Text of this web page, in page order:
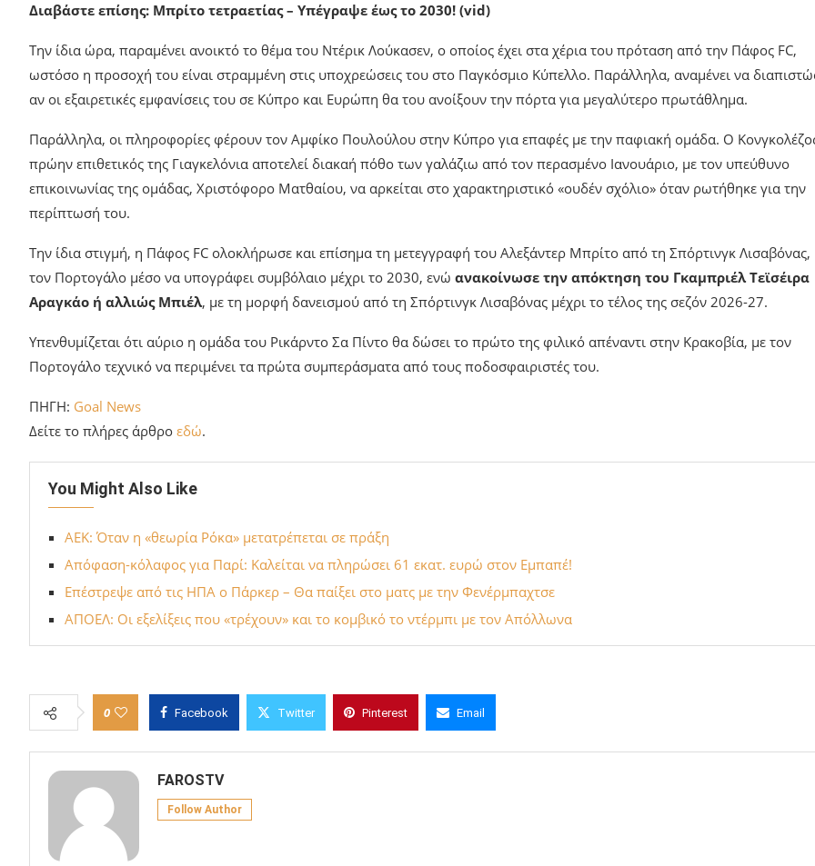
Διαβάστε επίσης: Μπρίτο τετραετίας – Υπέγραψε έως το 2030! (vid)
Την ίδια ώρα, παραμένει ανοικτό το θέμα του Ντέρικ Λούκασεν, ο οποίος έχει στα χέρια του πρόταση από την Πάφος FC,
ωστόσο η προσοχή του είναι στραμμένη στις υποχρεώσεις του στο Παγκόσμιο Κύπελλο. Παράλληλα, αναμένει να
αν οι εξαιρετικές εμφανίσεις του σε Κύπρο και Ευρώπη θα του ανοίξουν την πόρτα για μεγαλύτερο πρωτάθλημα.
Παράλληλα, οι πληροφορίες φέρουν τον Αμφίκο Πουλούλου στην Κύπρο για επαφές με την παφιακή ομάδα. Ο
πρώην επιθετικός της Γιαγκελόνια αποτελεί διακαή πόθο των γαλάζιω από τον περασμένο Ιανουάριο, με τον υπεύθυνο
επικοινωνίας της ομάδας, Χριστόφορο Ματθαίου, να αρκείται στο χαρακτηριστικό «ουδέν σχόλιο» όταν ρωτήθηκε για την
περίπτωσή του.
Την ίδια στιγμή, η Πάφος FC ολοκλήρωσε και επίσημα τη μετεγγραφή του Αλεξάντερ Μπρίτο από τη Σπόρτινγκ Λισαβόνας,
τον Πορτογάλο μέσο να υπογράφει συμβόλαιο μέχρι το 2030, ενώ ανακοίνωσε την απόκτηση του Γκαμπριέλ Τεϊσέιρα
Αραγκάο ή αλλιώς Μπιέλ, με τη μορφή δανεισμού από τη Σπόρτινγκ Λισαβόνας μέχρι το τέλος της σεζόν 2026-27.
Υπενθυμίζεται ότι αύριο η ομάδα του Ρικάρντο Σα Πίντο θα δώσει το πρώτο της φιλικό απέναντι στην Κρακοβία, με τον
Πορτογάλο τεχνικό να περιμένει τα πρώτα συμπεράσματα από τους ποδοσφαιριστές του.
ΠΗΓΗ: Goal News
Δείτε το πλήρες άρθρο εδώ.
You Might Also Like
ΑΕΚ: Όταν η «θεωρία Ρόκα» μετατρέπεται σε πράξη
Απόφαση-κόλαφος για Παρί: Καλείται να πληρώσει 61 εκατ. ευρώ στον Εμπαπέ!
Επέστρεψε από τις ΗΠΑ ο Πάρκερ – Θα παίξει στο ματς με την Φενέρμπαχτσε
ΑΠΟΕΛ: Οι εξελίξεις που «τρέχουν» και το κομβικό το ντέρμπι με τον Απόλλωνα
0 Facebook Twitter Pinterest Email
FAROSTV
Follow Author